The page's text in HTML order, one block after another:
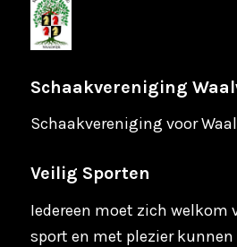
Schaakvereniging
Schaakvereniging voor
Veilig Sporten
Iedereen moet zich welkom
sport en met plezier